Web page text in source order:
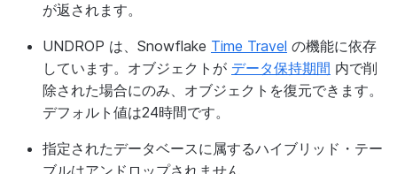
が返されます。
UNDROP は、Snowflake Time Travel の機能に依存
しています。オブジェクトが データ保持期間 内で削
除された場合にのみ、オブジェクトを復元できます。
デフォルト値は24時間です。
指定されたデータベースに属するハイブリッド・テー
ブルはアンドロップされません。